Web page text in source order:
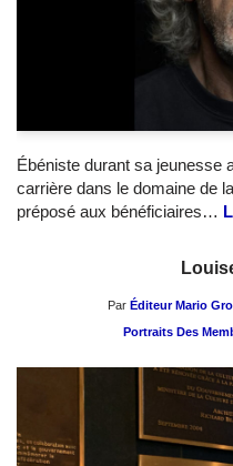
Ébéniste durant sa jeunesse
carrière dans le domaine de
préposé aux bénéficiaires…
Par Éditeur Mario
Portraits Des